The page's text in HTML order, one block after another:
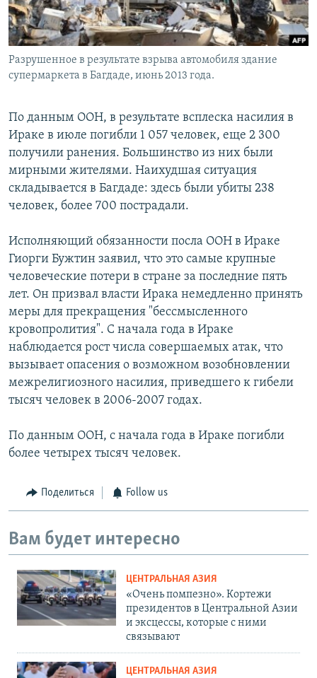
Разрушенное в результате взрыва автомобиля здание
супермаркета в Багдаде, июнь 2013 года.
По данным ООН, в результате всплеска насилия в
Ираке в июле погибли 1 057 человек, еще 2 300
получили ранения. Большинство из них были
мирными жителями. Наихудшая ситуация
складывается в Багдаде: здесь были убиты 238
человек, более 700 пострадали.
Исполняющий обязанности посла ООН в Ираке
Гиорги Бужтин заявил, что это самые крупные
человеческие потери в стране за последние пять
лет. Он призвал власти Ирака немедленно принять
меры для прекращения "бессмысленного
кровопролития". С начала года в Ираке
наблюдается рост числа совершаемых атак, что
вызывает опасения о возможном возобновлении
межрелигиозного насилия, приведшего к гибели
тысяч человек в 2006-2007 годах.
По данным ООН, с начала года в Ираке погибли
более четырех тысяч человек.
Поделиться Follow us
Вам будет интересно
ЦЕНТРАЛЬНАЯ АЗИЯ
«Очень помпезно». Кортежи
президентов в Центральной Азии
и эксцессы, которые с ними
связывают
ЦЕНТРАЛЬНАЯ АЗИЯ